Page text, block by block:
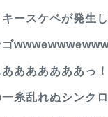
ースケベが発生
ゴ
ああああああっ
一糸乱れぬシン